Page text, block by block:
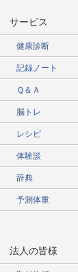
サービス
健康診断
記録ノート
Ｑ＆Ａ
脳トレ
レシピ
体験談
辞典
予測体重
法人の皆様